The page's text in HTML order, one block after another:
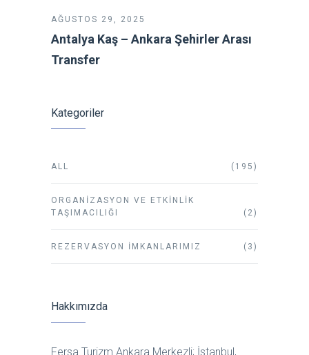
AĞUSTOS 29, 2025
Antalya Kaş – Ankara Şehirler Arası
Transfer
Kategoriler
ALL (195)
ORGANIZASYON VE ETKINLIK
TAŞIMACILIĞI
(2)
REZERVASYON İMKANLARIMIZ (3)
Hakkımızda
Fersa Turizm Ankara Merkezli; İstanbul,